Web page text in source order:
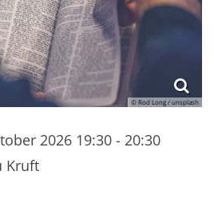
© Rod Long / unsplash
2026 19:30 - 20:30
Kruft